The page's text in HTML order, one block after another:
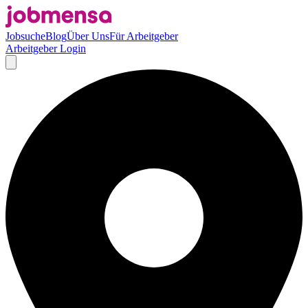
JobsucheBlogÜber UnsFür Arbeitgeber
Arbeitgeber Login